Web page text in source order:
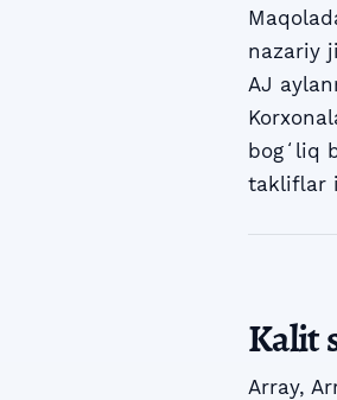
nazariy
AJ
bogʻliq
takliflar
Kalit
Array,